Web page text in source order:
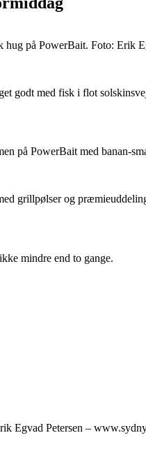
på PowerBait. Foto: Erik
godt med fisk i flot
på PowerBait med banan-
grillpølser og
mindre end to gange.
Egvad Petersen –